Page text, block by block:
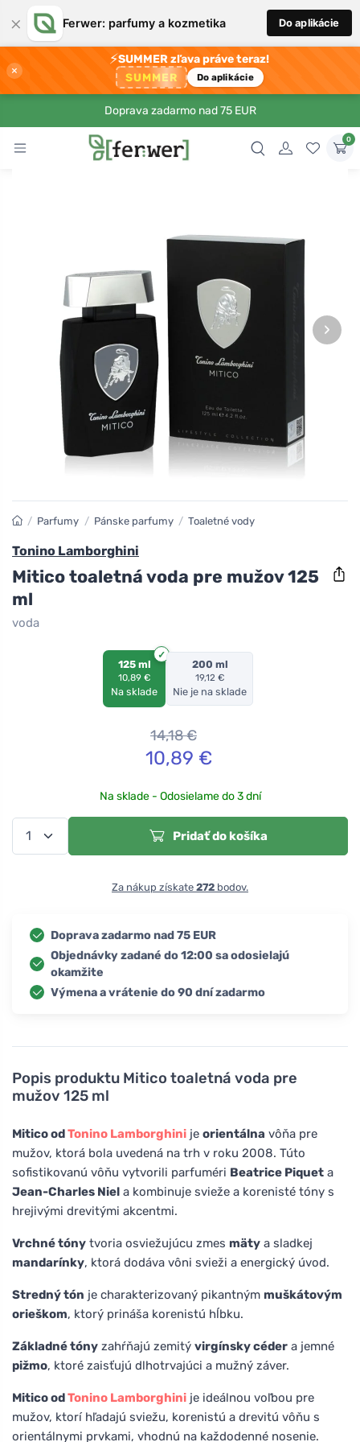
× Ferwer: parfumy a kozmetika Do aplikácie
×
⚡SUMMER zľava práve teraz!
SUMMER Do aplikácie
Doprava zadarmo nad 75 EUR
0
›
Popis produktu Mitico toaletná voda pre
mužov 125 ml
Mitico odTonino Lamborghini je orientálna vôňa pre
mužov, ktorá bola uvedená na trh v roku 2008. Túto
sofistikovanú vôňu vytvorili parfuméri Beatrice Piquet a
Jean-Charles Niel a kombinuje svieže a korenisté tóny s
hrejivými drevitými akcentmi.
Vrchné tóny tvoria osviežujúcu zmes mäty a sladkej
mandarínky, ktorá dodáva vôni svieži a energický úvod.
Stredný tón je charakterizovaný pikantným muškátovým
orieškom, ktorý prináša korenistú hĺbku.
Základné tóny zahŕňajú zemitý virgínsky céder a jemné
pižmo, ktoré zaisťujú dlhotrvajúci a mužný záver.
Mitico odTonino Lamborghini je ideálnou voľbou pre
mužov, ktorí hľadajú sviežu, korenistú a drevitú vôňu s
orientálnymi prvkami, vhodnú na každodenné nosenie.
/ Parfumy / Pánske parfumy / Toaletné vody
Tonino Lamborghini
Mitico toaletná voda pre mužov 125
ml
voda
125 ml
10,89 €
Na sklade
200 ml
19,12 €
Nie je na sklade
14,18€
10,89 €
Na sklade - Odosielame do 3 dní
Pridať do košíka
Za nákup získate 272 bodov.
Doprava zadarmo nad 75 EUR
Objednávky zadané do 12:00 sa odosielajú
okamžite
Výmena a vrátenie do 90 dní zadarmo